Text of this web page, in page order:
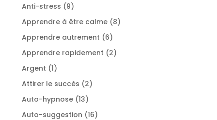
Anti-stress 99
produits
Apprendre à être calme 88
Apprendre autrement 66
produits
Apprendre rapidement 22
Argent 11
produit
Attirer le succès 22
Auto-hypnose 1313
produits
Auto-suggestion 1616